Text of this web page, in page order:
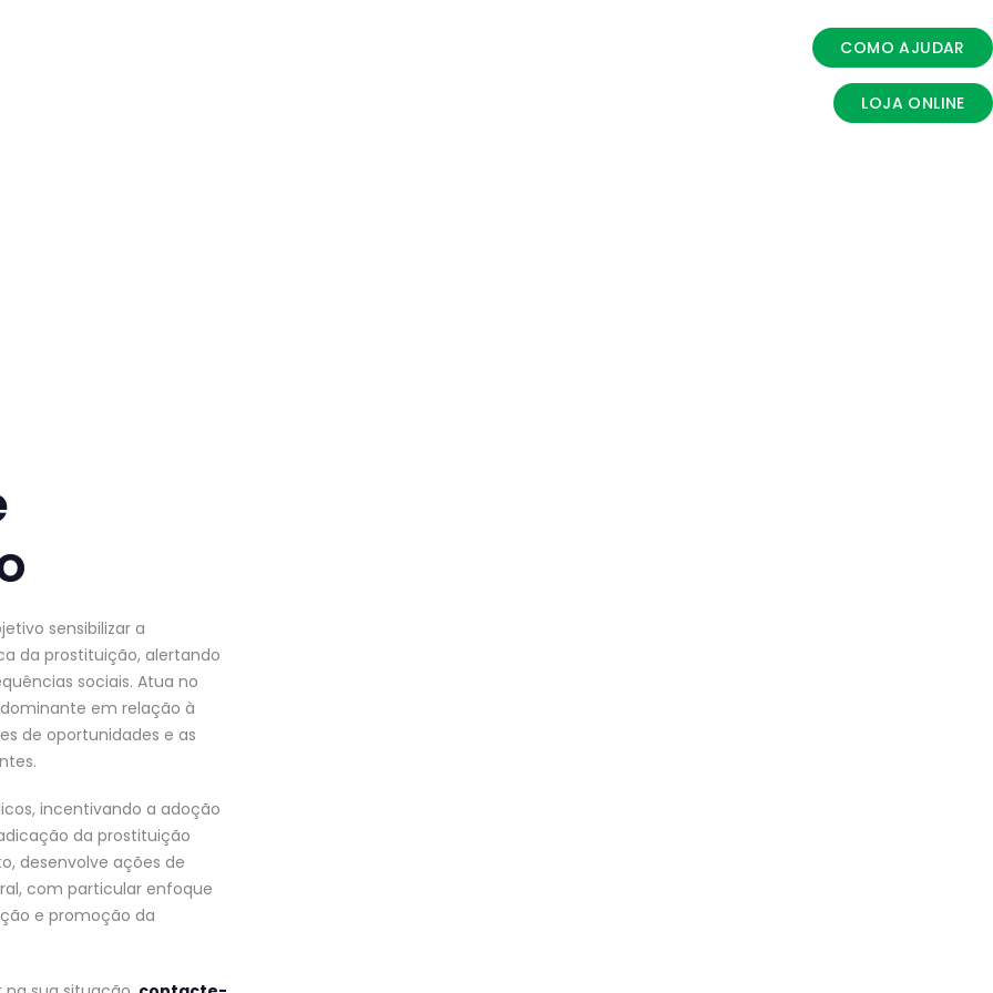
COMO AJUDAR
LOJA ONLINE
sensibilizar a
da prostituição, alertando
sociais. Atua no
em relação à
de oportunidades e as
incentivando a adoção
da prostituição
desenvolve ações de
com particular enfoque
e promoção da